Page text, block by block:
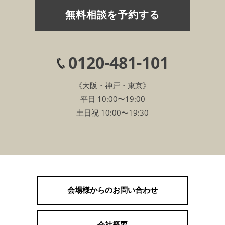
無料相談を予約する
0120-481-101
《大阪・神戸・東京》
平日 10:00〜19:00
土日祝 10:00〜19:30
会場様からのお問い合わせ